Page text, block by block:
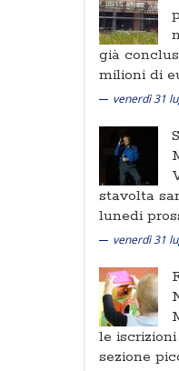
già
milioni di
venerdì 31
stavolta
lunedi
venerdì 31
le
sezione